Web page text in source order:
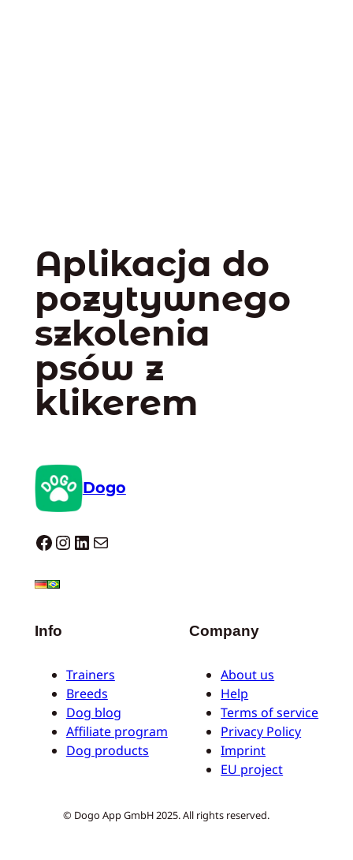
Aplikacja do
pozytywnego
szkolenia
psów z
klikerem
Dogo
Dogo facebook InstagramLinkedIn Mail
Info
Trainers
Breeds
Dog blog
Affiliate program
Dog products
Company
About us
Help
Terms of service
Privacy Policy
Imprint
EU project
© Dogo App GmbH 2025. All rights reserved.